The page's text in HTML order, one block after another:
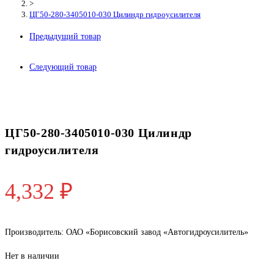
>
ЦГ50-280-3405010-030 Цилиндр гидроусилителя
Предыдущий товар
Следующий товар
ЦГ50-280-3405010-030 Цилиндр
гидроусилителя
4,332 ₽
Производитель: ОАО «Борисовский завод «Автогидроусилитель»
Нет в наличии